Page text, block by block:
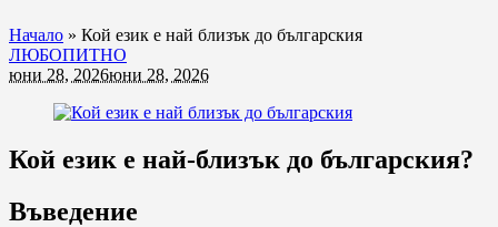
Начало » Кой език е най близък до българския
ЛЮБОПИТНО
юни 28, 2026юни 28, 2026
Кой език е най-близък до българския?
Въведение